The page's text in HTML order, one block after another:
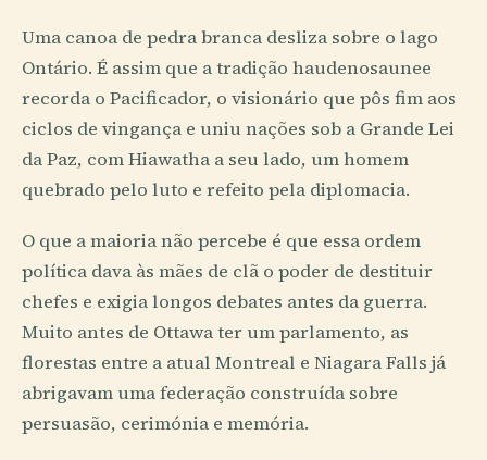
Uma canoa de pedra branca desliza sobre o lago
Ontário. É assim que a tradição haudenosaunee
recorda o Pacificador, o visionário que pôs fim aos
ciclos de vingança e uniu nações sob a Grande Lei
da Paz, com Hiawatha a seu lado, um homem
quebrado pelo luto e refeito pela diplomacia.
O que a maioria não percebe é que essa ordem
política dava às mães de clã o poder de destituir
chefes e exigia longos debates antes da guerra.
Muito antes de Ottawa ter um parlamento, as
florestas entre a atual Montreal e Niagara Falls já
abrigavam uma federação construída sobre
persuasão, cerimónia e memória.